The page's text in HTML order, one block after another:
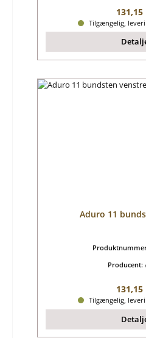
Tilgængelig,
Aduro 11
Producent:
Tilgængelig,